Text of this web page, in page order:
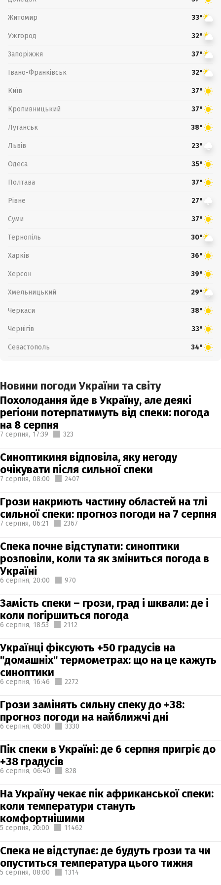
Житомир 33°
Ужгород 32°
Запоріжжя 37°
Івано-Франківськ 32°
Київ 37°
Кропивницький 37°
Луганськ 38°
Львів 23°
Одеса 35°
Полтава 37°
Рівне 27°
Суми 37°
Тернопіль 30°
Харків 36°
Херсон 39°
Хмельницький 29°
Черкаси 38°
Чернігів 33°
Севастополь 34°
Новини погоди України та світу
Похолодання йде в Україну, але деякі
регіони потерпатимуть від спеки: погода
на 8 серпня
7 серпня, 17:39 323
Синоптикиня відповіла, яку негоду
очікувати після сильної спеки
7 серпня, 08:00 2407
Грози накриють частину областей на тлі
сильної спеки: прогноз погоди на 7 серпня
7 серпня, 06:21 2367
Спека почне відступати: синоптики
розповіли, коли та як зміниться погода в
Україні
6 серпня, 20:00 970
Замість спеки – грози, град і шквали: де і
коли погіршиться погода
6 серпня, 18:53 2112
Українці фіксують +50 градусів на
"домашніх" термометрах: що на це кажуть
синоптики
6 серпня, 16:46 2272
Грози замінять сильну спеку до +38:
прогноз погоди на найближчі дні
6 серпня, 08:00 3330
Пік спеки в Україні: де 6 серпня пригріє до
+38 градусів
6 серпня, 06:40 828
На Україну чекає пік африканської спеки:
коли температури стануть
комфортнішими
5 серпня, 20:00 11462
Спека не відступає: де будуть грози та чи
опуститься температура цього тижня
5 серпня, 08:00 1314